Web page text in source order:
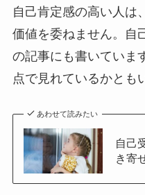
自己肯定感の高い人は
価値を委ねません。自
の記事にも書いていま
点で見れているかとも
あわせて読みたい
自己
き寄